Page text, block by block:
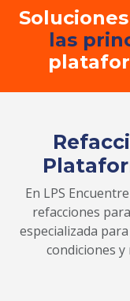
las
En LPS
refacciones
especializada
condiciones